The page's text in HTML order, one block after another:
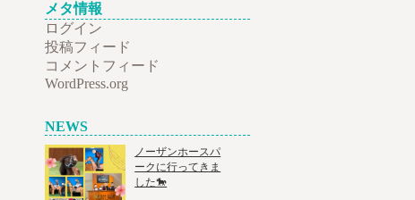
メタ情報
ログイン
投稿フィード
コメントフィード
WordPress.org
NEWS
ノーザンホースパ
ークに行ってきま
した🐎